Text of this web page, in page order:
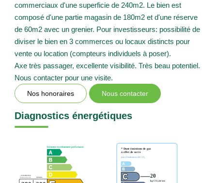
commerciaux d'une superficie de 240m2. Le bien est
composé d'une partie magasin de 180m2 et d'une réserve
de 60m2 avec un grenier. Pour investisseurs: possibilité de
diviser le bien en 3 commerces ou locaux distincts pour
vente ou location (compteurs individuels à poser).
Axe très passager, excellente visibilité. Très beau potentiel.
Nous contacter pour une visite.
Nos honoraires Nous contacter
Diagnostics énergétiques